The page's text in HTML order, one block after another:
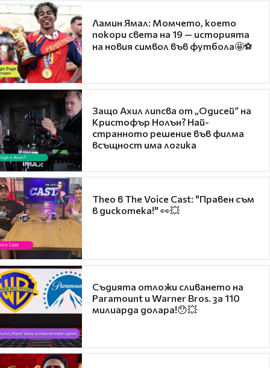
Ламин Ямал: Момчето, което
покори света на 19 — историята
на новия символ във футбола🤩⚽
Защо Ахил липсва от „Одисей“ на
Кристофър Нолън? Най-
странното решение във филма
всъщност има логика
Theo в The Voice Cast: "Правен съм
в дискотека!" 👀💥
Съдията отложи сливането на
Paramount и Warner Bros. за 110
милиарда долара!😯💥